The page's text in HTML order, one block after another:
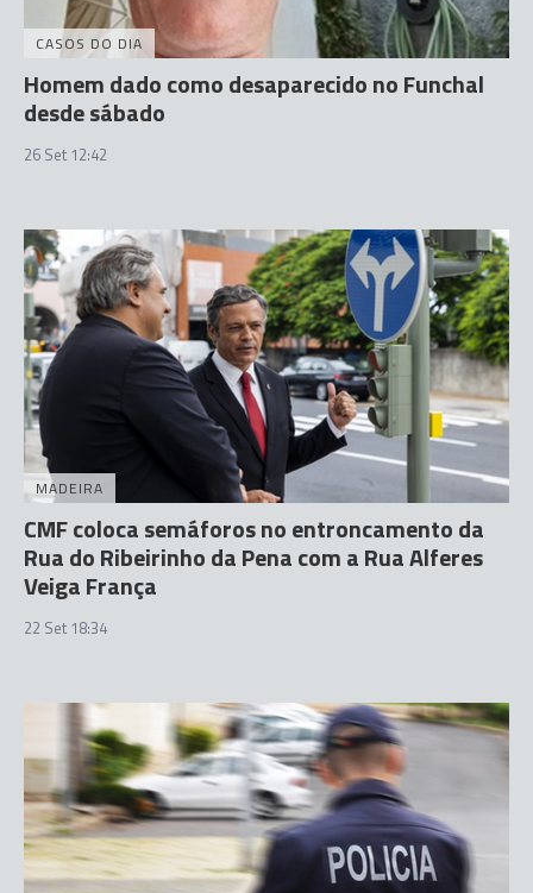
CASOS DO DIA
Homem dado como desaparecido no Funchal
desde sábado
26 Set 12:42
MADEIRA
CMF coloca semáforos no entroncamento da
Rua do Ribeirinho da Pena com a Rua Alferes
Veiga França
22 Set 18:34